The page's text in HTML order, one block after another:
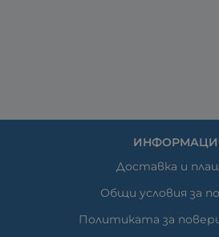
Доставка и
Общи условия за
Политиката за